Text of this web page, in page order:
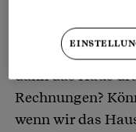
Ein möglicher
Pflegeheim
löst
dann das Haus
Rechnungen?
wenn wir das